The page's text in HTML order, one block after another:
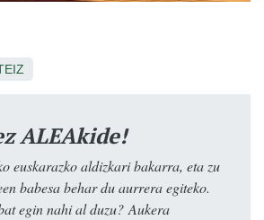
ALEAkide!
euskarazko aldizkari bakarra, eta zu
babesa behar du aurrera egiteko.
egin nahi al duzu? Aukera